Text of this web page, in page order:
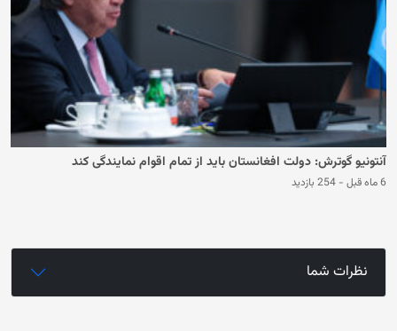
آنتونیو گوترش: دولت افغانستان باید از تمام اقوام نمایندگی کند
6 ماه قبل - 254 بازدید
نظرات شما